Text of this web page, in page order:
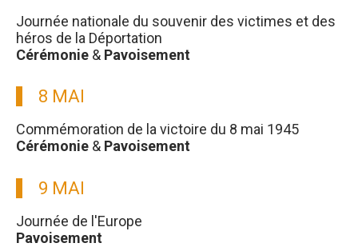
Journée nationale du souvenir des victimes et des
héros de la Déportation
Cérémonie & Pavoisement
8 MAI
Commémoration de la victoire du 8 mai 1945
Cérémonie & Pavoisement
9 MAI
Journée de l'Europe
Pavoisement